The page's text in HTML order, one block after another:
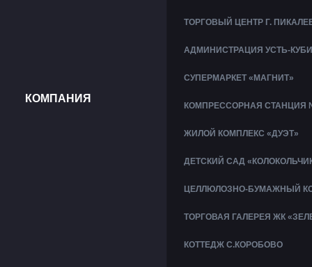
КОМПАНИЯ
ТОРГОВЫЙ ЦЕНТР Г.
АДМИНИСТРАЦИЯ УСТЬ-
СУПЕРМАРКЕТ «МАГНИТ»
КОМПРЕССОРНАЯ СТАНЦИЯ
ЖИЛОЙ КОМПЛЕКС «ДУЭТ»
ДЕТСКИЙ САД
ЦЕЛЛЮЛОЗНО-БУМАЖНЫЙ
ТОРГОВАЯ ГАЛЕРЕЯ ЖК
КОТТЕДЖ С.КОРОБОВО